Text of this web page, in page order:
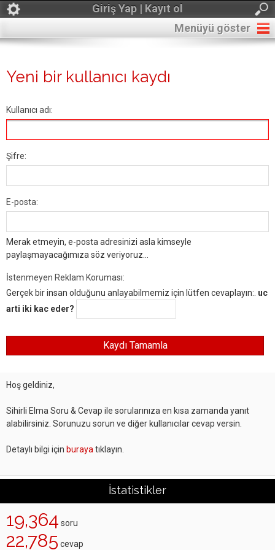
Giriş Yap | Kayıt ol
Menüyü göster
Yeni bir kullanıcı kaydı
Kullanıcı adı:
Şifre:
E-posta:
Merak etmeyin, e-posta adresinizi asla kimseyle
paylaşmayacağımıza söz veriyoruz...
İstenmeyen Reklam Koruması:
Gerçek bir insan olduğunu anlayabilmemiz için lütfen cevaplayın:. uc
arti iki kac eder?
Hoş geldiniz,
Sihirli Elma Soru & Cevap ile sorularınıza en kısa zamanda yanıt
alabilirsiniz. Sorunuzu sorun ve diğer kullanıcılar cevap versin.
Detaylı bilgi için buraya tıklayın.
İstatistikler
19,364 soru
22,785 cevap